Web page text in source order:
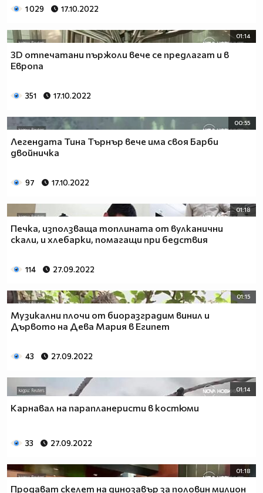
1 029 17.10.2022
01:14
3D отпечатани пържоли вече се предлагат и в
Европа
351 17.10.2022
00:55
Легендата Тина Търнър вече има своя Барби
двойничка
97 17.10.2022
01:18
Печка, използваща топлината от вулканични
скали, и хлебарки, помагащи при бедствия
114 27.09.2022
01:15
Музикални плочи от биоразградим винил и
Дървото на Дева Мария в Египет
43 27.09.2022
01:14
Карнавал на парапланеристи в костюми
33 27.09.2022
01:18
Продават скелет на динозавър за половин милион